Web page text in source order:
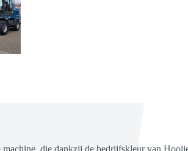
die dankzij de bedrijfskleur van